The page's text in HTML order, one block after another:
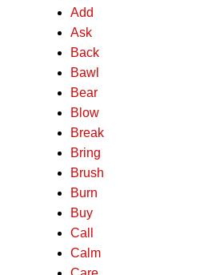
Add
Ask
Back
Bawl
Bear
Blow
Break
Bring
Brush
Burn
Buy
Call
Calm